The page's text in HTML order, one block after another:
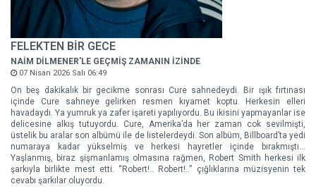
FELEKTEN BİR GECE
NAİM DİLMENER'LE GEÇMİŞ ZAMANIN İZİNDE
07 Nisan 2026 Salı 06:49
On beş dakikalık bir gecikme sonrası Cure sahnedeydi. Bir ışık fırtınası
içinde Cure sahneye gelirken resmen kıyamet koptu. Herkesin elleri
havadaydı. Ya yumruk ya zafer işareti yapılıyordu. Bu ikisini yapmayanlar ise
delicesine alkış tutuyordu. Cure, Amerika’da her zaman cok sevilmişti,
üstelik bu aralar son albümü ile de listelerdeydi. Son albüm, Billboard’ta yedi
numaraya kadar yükselmiş ve herkesi hayretler içinde bırakmıştı…
Yaşlanmış, biraz şişmanlamış olmasına rağmen, Robert Smith herkesi ilk
şarkıyla birlikte mest etti. “Robert!.. Robert!..” çığlıklarına müzisyenin tek
cevabı şarkılar oluyordu.